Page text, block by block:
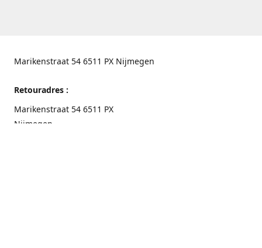
Marikenstraat 54 6511 PX Nijmegen
Retouradres :
Marikenstraat 54 6511 PX
Nijmegen